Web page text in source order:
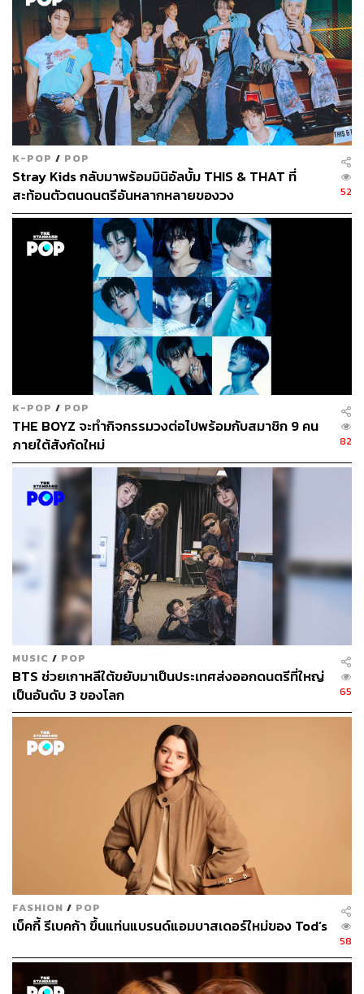
K-POP / POP
Stray Kids กลับมาพร้อมมินิอัลบั้ม THIS & THAT ที่
สะท้อนตัวตนดนตรีอันหลากหลายของวง
52
K-POP / POP
THE BOYZ จะทำกิจกรรมวงต่อไปพร้อมกับสมาชิก 9 คน
ภายใต้สังกัดใหม่
82
MUSIC / POP
BTS ช่วยเกาหลีใต้ขยับมาเป็นประเทศส่งออกดนตรีที่ใหญ่
เป็นอันดับ 3 ของโลก
65
FASHION / POP
เบ็คกี้ รีเบคก้า ขึ้นแท่นแบรนด์แอมบาสเดอร์ใหม่ของ Tod’s
58